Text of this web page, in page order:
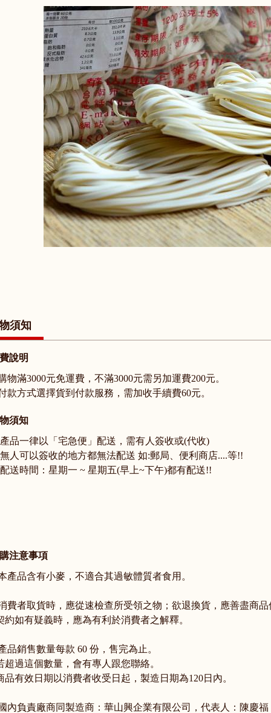
須知
說明
物滿3000元免運費，不滿3000元需另加運費200元。
款方式選擇貨到付款服務，需加收手續費60元。
須知
品一律以「宅急便」配送，需有人簽收或(代收)
人可以簽收的地方都無法配送 如:郵局、便利商店....等!!
送時間：星期一 ~ 星期五(早上~下午)都有配送!!
注意事項
產品含有小麥，不適合其過敏體質者食用。
費者取貨時，應從速檢查所受領之物；欲退換貨，應善盡商
約如有疑義時，應為有利於消費者之解釋。
品銷售數量每款 60 份，售完為止。
超過這個數量，會有專人跟您聯絡。
品有效日期以消費者收受日起，製造日期為120日內。
內負責廠商同製造商：華山興企業有限公司，代表人：陳慶